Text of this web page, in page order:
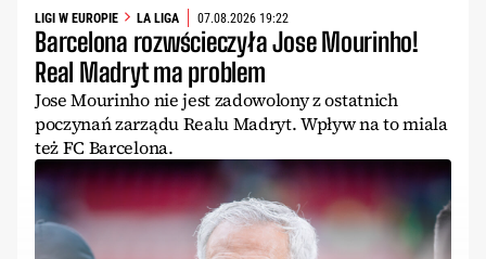
LIGI W EUROPIE LA LIGA 07.08.2026 19:22
Barcelona rozwścieczyła Jose Mourinho!
Real Madryt ma problem
Jose Mourinho nie jest zadowolony z ostatnich
poczynań zarządu Realu Madryt. Wpływ na to miala
też FC Barcelona.